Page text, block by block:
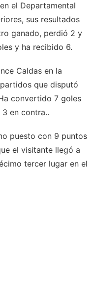
el Departamental
sus resultados
ganado, perdió 2 y
y ha recibido 6.
Caldas en la
que disputó
convertido 7 goles
en contra..
puesto con 9 puntos
el visitante llegó a
tercer lugar en el